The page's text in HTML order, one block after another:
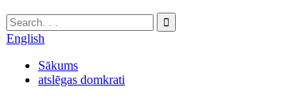
English
Sākums
atslēgas domkrati